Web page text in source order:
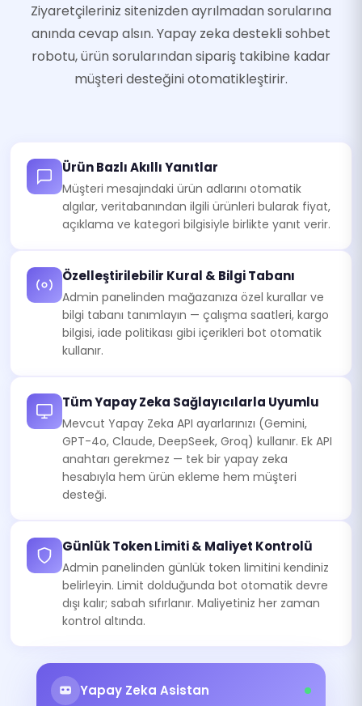
Ziyaretçileriniz sitenizden ayrılmadan sorularına
anında cevap alsın. Yapay zeka destekli sohbet
robotu, ürün sorularından sipariş takibine kadar
müşteri desteğini otomatikleştirir.
Ürün Bazlı Akıllı Yanıtlar
Müşteri mesajındaki ürün adlarını otomatik
algılar, veritabanından ilgili ürünleri bularak fiyat,
açıklama ve kategori bilgisiyle birlikte yanıt verir.
Özelleştirilebilir Kural & Bilgi Tabanı
Admin panelinden mağazanıza özel kurallar ve
bilgi tabanı tanımlayın — çalışma saatleri, kargo
bilgisi, iade politikası gibi içerikleri bot otomatik
kullanır.
Tüm Yapay Zeka Sağlayıcılarla Uyumlu
Mevcut Yapay Zeka API ayarlarınızı (Gemini,
GPT-4o, Claude, DeepSeek, Groq) kullanır. Ek API
anahtarı gerekmez — tek bir yapay zeka
hesabıyla hem ürün ekleme hem müşteri
desteği.
Günlük Token Limiti & Maliyet Kontrolü
Admin panelinden günlük token limitini kendiniz
belirleyin. Limit dolduğunda bot otomatik devre
dışı kalır; sabah sıfırlanır. Maliyetiniz her zaman
kontrol altında.
Yapay Zeka Asistan